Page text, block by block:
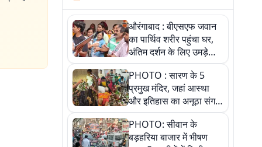
औरंगाबाद : बीएसएफ जवान
का पार्थिव शरीर पहुंचा घर,
अंतिम दर्शन के लिए उमड़े
लोग
PHOTO : सारण के 5
प्रमुख मंदिर, जहां आस्था
और इतिहास का अनूठा संगम,
तस्वीरों में जानिए
PHOTO: सीवान के
बड़हरिया बाजार में भीषण